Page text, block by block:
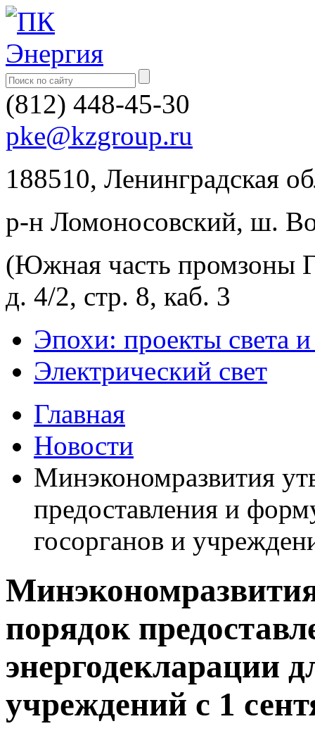
(812) 448-45-30
pke@kzgroup.ru
188510, Ленинградская
р-н Ломоносовский, ш.
(Южная часть промзоны
д. 4/2, стр. 8, каб. 3
Эпохи: проекты света
Электрический свет
Главная
Новости
Минэкономразвития
предоставления и
госорганов и
порядок
энергодекларации
учреждений с 1